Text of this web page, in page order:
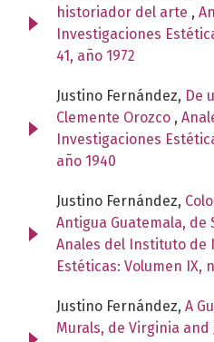
historiador del arte ,
Investigaciones
41, año 1972
Justino Fernández, De
Clemente Orozco ,
Investigaciones
año 1940
Justino Fernández,
Antigua Guatemala, de
Anales del Instituto de
Estéticas: Volumen IX,
Justino Fernández, A
Murals, de Virginia and